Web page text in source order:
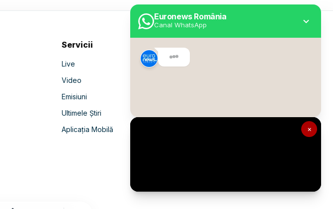
×
Euronews România
Canal WhatsApp
Servicii
Live
Video
Emisiuni
Ultimele Știri
Aplicația Mobilă
Despre Euronews